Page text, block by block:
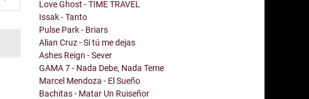
Love Ghost - TIME TRAVEL
Issak - Tanto
Pulse Park - Briars
Alian Cruz - Si tú me dejas
Ashes Reign - Sever
GAMA 7 - Nada Debe, Nada Teme
Marcel Mendoza - El Sueño
Bachitas - Matar Un Ruiseñor